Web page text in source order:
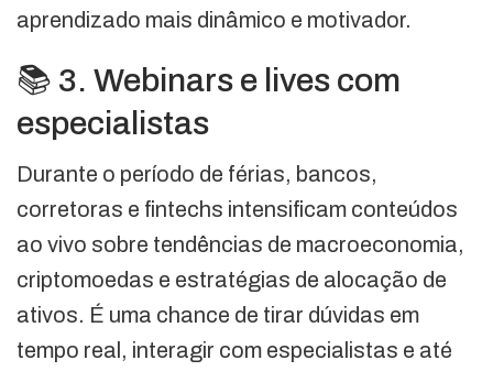
aprendizado mais dinâmico e motivador.
📚 3. Webinars e lives com
especialistas
Durante o período de férias, bancos,
corretoras e fintechs intensificam conteúdos
ao vivo sobre tendências de macroeconomia,
criptomoedas e estratégias de alocação de
ativos. É uma chance de tirar dúvidas em
tempo real, interagir com especialistas e até